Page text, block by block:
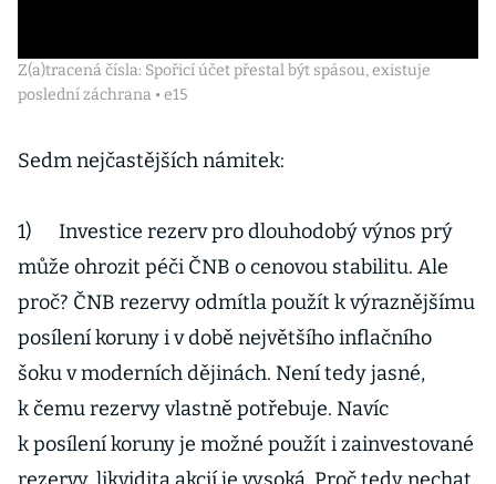
Z(a)tracená čísla: Spořicí účet přestal být spásou, existuje
poslední záchrana • e15
Sedm nejčastějších námitek:
1) Investice rezerv pro dlouhodobý výnos prý
může ohrozit péči ČNB o cenovou stabilitu. Ale
proč? ČNB rezervy odmítla použít k výraznějšímu
posílení koruny i v době největšího inflačního
šoku v moderních dějinách. Není tedy jasné,
k čemu rezervy vlastně potřebuje. Navíc
k posílení koruny je možné použít i zainvestované